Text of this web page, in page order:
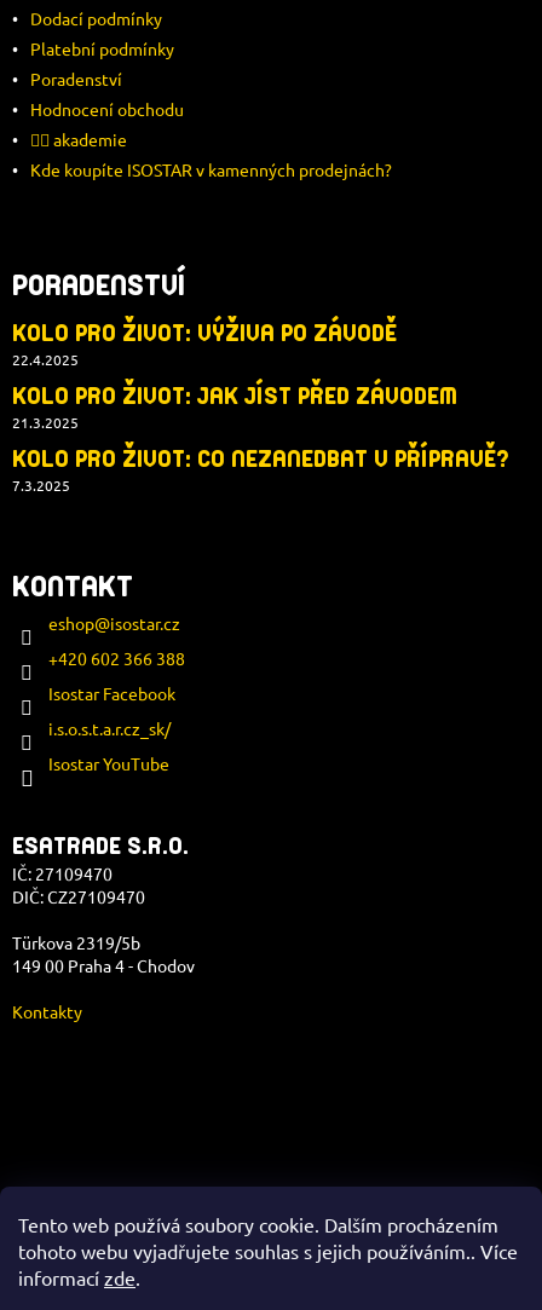
Tento web používá soubory cookie. Dalším procházením
tohoto webu vyjadřujete souhlas s jejich používáním.. Více
informací zde.
T
Dodací podmínky
Platební podmínky
Poradenství
Hodnocení obchodu
🚴‍♂️ akademie
Kde koupíte ISOSTAR v kamenných prodejnách?
PORADENSTVÍ
KOLO PRO ŽIVOT: VÝŽIVA PO ZÁVODĚ
22.4.2025
KOLO PRO ŽIVOT: JAK JÍST PŘED ZÁVODEM
21.3.2025
KOLO PRO ŽIVOT: CO NEZANEDBAT V PŘÍPRAVĚ?
7.3.2025
KONTAKT
eshop@isostar.cz
+420 602 366 388
Isostar Facebook
i.s.o.s.t.a.r.cz_sk/
Isostar YouTube
ESATRADE S.R.O.
IČ: 27109470
DIČ: CZ27109470
Türkova 2319/5b
149 00 Praha 4 - Chodov
Kontakty